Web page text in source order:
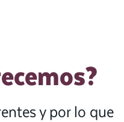
y por lo que